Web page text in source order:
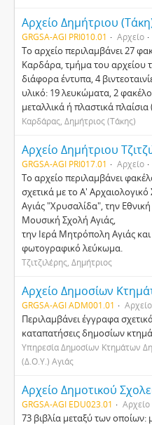
Αρχείο Δημήτριου
GRGSA-AGI PRI010.01 Αρχείο
Το αρχείο περιλαμβάνει 27
Καρδάρα, τμήμα του αρχείου
διάφορα έντυπα, 4
υλικό: 19 λευκώματα, 2
μεταλλικά ή πλαστικά πλαίσια
Καρδάρας, Δημήτριος (Τάκης)
Αρχείο Δημήτριου
GRGSA-AGI PRI017.01 Αρχείο
Το αρχείο περιλαμβάνει
σχετικά με το Α' Αρχαιολογικό
Αγιάς "Χρυσαλίδα", την
Μουσική Σχολή Αγιάς,
την Ιερά Μητρόπολη Αγιάς
φωτογραφικό λεύκωμα.
Τζιτζιλέρης, Δημήτριος
Αρχείο Δημοσίων
GRGSA-AGI ADM001.01 Αρχείο
Περιλαμβάνει έγγραφα
καταπατήσεις δημοσίων
Υπηρεσία Δημοσίων Κτημάτων
(Δ.Ο.Υ.) Αγιάς
Αρχείο Δημοτικού
GRGSA-AGI EDU023.01 Αρχείο
73 βιβλία μεταξύ των οποίων: